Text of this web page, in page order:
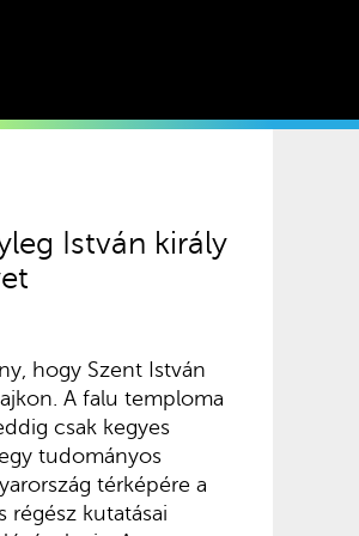
István király
hogy Szent István
A falu temploma
csak kegyes
tudományos
térképére a
régész kutatásai